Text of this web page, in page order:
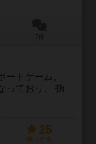
ドゲーム。
っており、 指
25
持ってる